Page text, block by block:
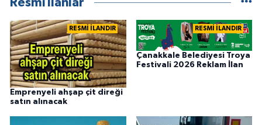
RESMİ İLANDIR
Emprenyeli ahşap çit direği
satın alınacak
RESMİ İLANDIR
Çanakkale Belediyesi Troya
Festivali 2026 Reklam İlan